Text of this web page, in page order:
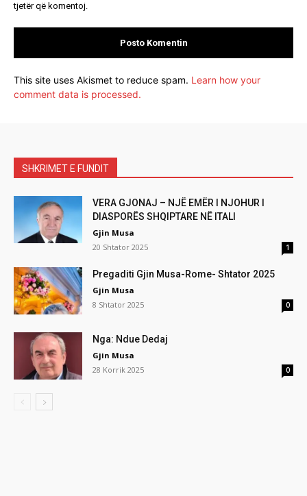
tjetër që komentoj.
This site uses Akismet to reduce spam. Learn how your
comment data is processed.
SHKRIMET E FUNDIT
VERA GJONAJ – NJË EMËR I NJOHUR I
DIASPORËS SHQIPTARE NË ITALI
Gjin Musa
20 Shtator 2025
1
Pregaditi Gjin Musa-Rome- Shtator 2025
Gjin Musa
8 Shtator 2025
0
Nga: Ndue Dedaj
Gjin Musa
28 Korrik 2025
0